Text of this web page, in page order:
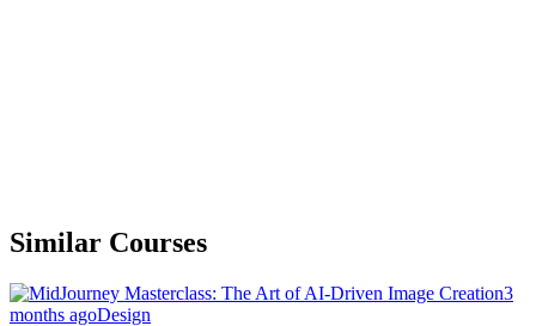
Similar Courses
3
months agoDesign